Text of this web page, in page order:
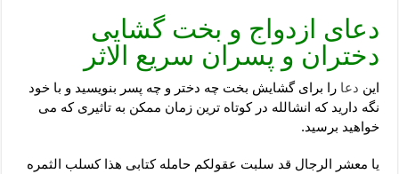
دعای ازدواج و بخت گشایی
دختران و پسران سریع الاثر
این دعا را برای گشایش بخت چه دختر و چه پسر بنویسید و با خود
نگه دارید که انشالله در کوتاه ترین زمان ممکن به تاثیری که می
خواهید برسید.
یا معشر الرجال قد سلبت عقولکم حامله کتابی هذا کسلب الثمره